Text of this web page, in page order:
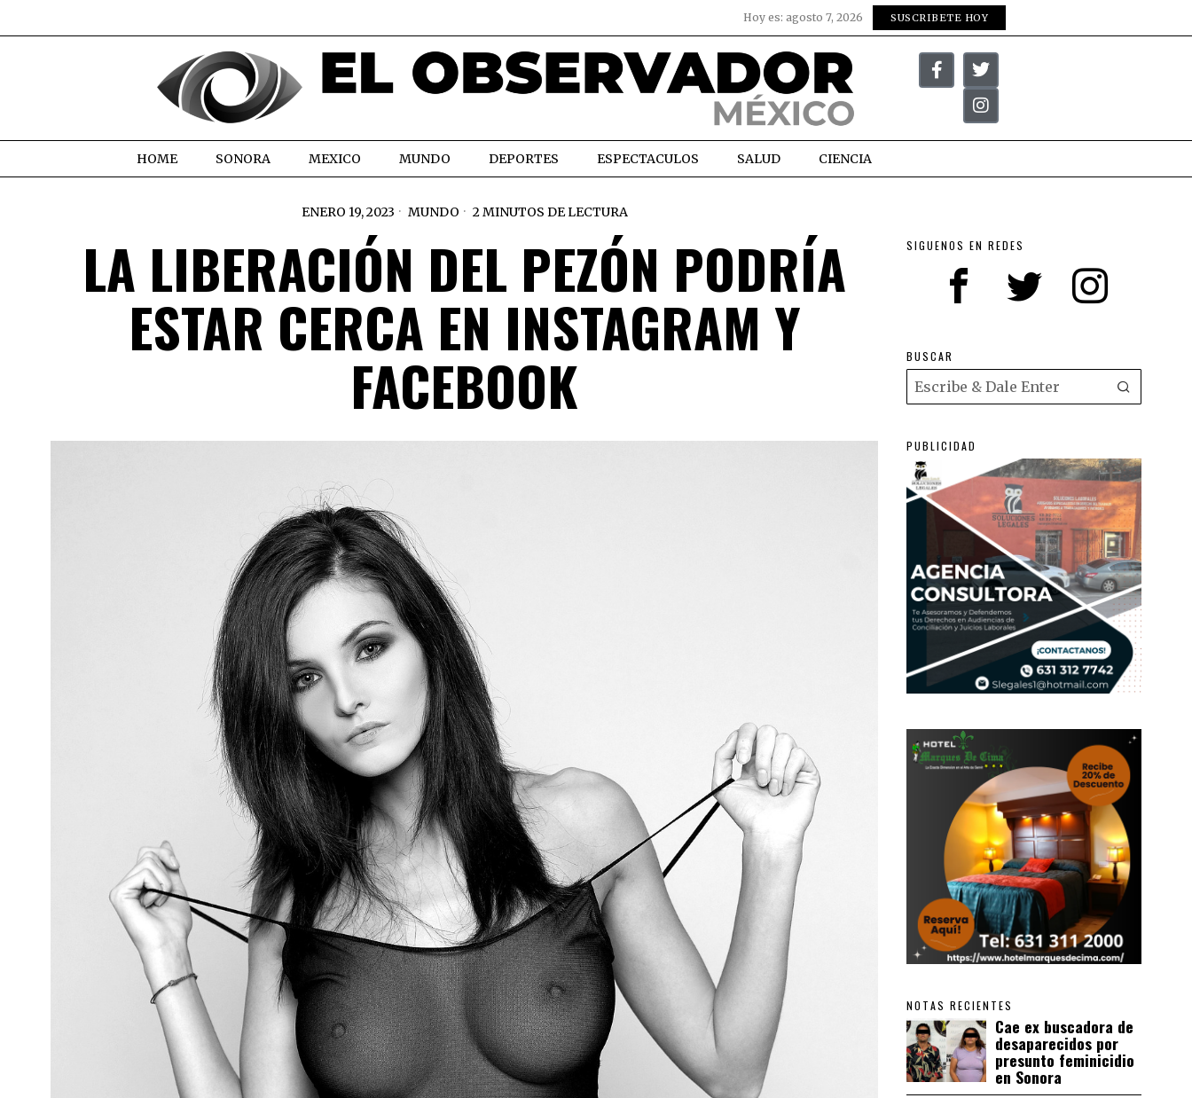
Hoy es: agosto 7, 2026 SUSCRIBETE HOY
HOME SONORA MEXICO MUNDO DEPORTES ESPECTACULOS SALUD CIENCIA
ENERO 19, 2023 MUNDO 2 MINUTOS DE LECTURA
LA LIBERACIÓN DEL PEZÓN PODRÍA
ESTAR CERCA EN INSTAGRAM Y
FACEBOOK
SIGUENOS EN REDES
BUSCAR
PUBLICIDAD
NOTAS RECIENTES
Cae ex buscadora de
desaparecidos por
presunto feminicidio
en Sonora